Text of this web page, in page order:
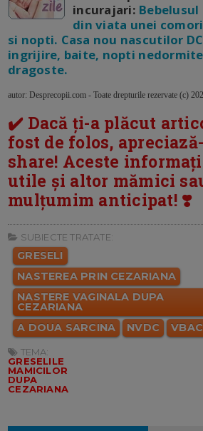
incurajari: Bebelusul
din viata unei
si nopti. Casa nou nascutilor
ingrijire, baite, nopti
dragoste.
autor: Desprecopii.com - Toate drepturile rezervate (c)
✔️ Dacă ți-a plăcut
fost de folos,
share! Aceste
utile și altor mămici
mulțumim anticipat! ❣️
SUBIECTE TRATATE:
GRESELI
NASTEREA PRIN CEZARIANA
NASTERE VAGINALA DUPA
CEZARIANA
A DOUA SARCINA
NVDC VBAC
TEMA:
GRESELILE
MAMICILOR
DUPA
CEZARIANA